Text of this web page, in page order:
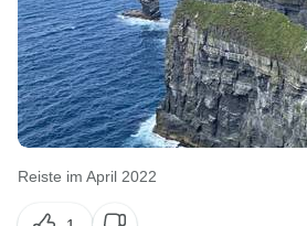
Reiste im April 2022